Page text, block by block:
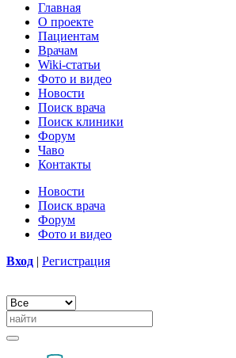
Главная
О проекте
Пациентам
Врачам
Wiki-статьи
Фото и видео
Новости
Поиск врача
Поиск клиники
Форум
Чаво
Контакты
Новости
Поиск врача
Форум
Фото и видео
Вход | Регистрация